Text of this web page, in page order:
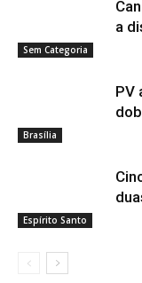
Sem Categoria
a
Brasília
PV
Espírito Santo